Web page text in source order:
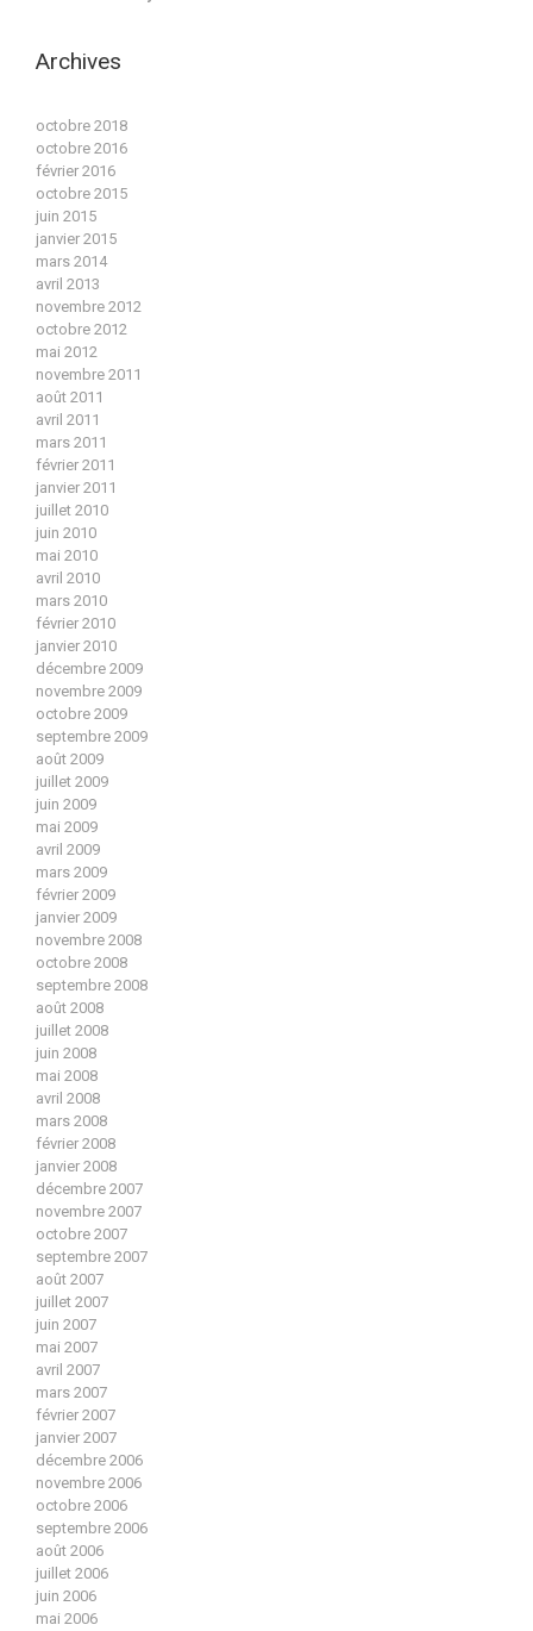
Archives
octobre 2018
octobre 2016
février 2016
octobre 2015
juin 2015
janvier 2015
mars 2014
avril 2013
novembre 2012
octobre 2012
mai 2012
novembre 2011
août 2011
avril 2011
mars 2011
février 2011
janvier 2011
juillet 2010
juin 2010
mai 2010
avril 2010
mars 2010
février 2010
janvier 2010
décembre 2009
novembre 2009
octobre 2009
septembre 2009
août 2009
juillet 2009
juin 2009
mai 2009
avril 2009
mars 2009
février 2009
janvier 2009
novembre 2008
octobre 2008
septembre 2008
août 2008
juillet 2008
juin 2008
mai 2008
avril 2008
mars 2008
février 2008
janvier 2008
décembre 2007
novembre 2007
octobre 2007
septembre 2007
août 2007
juillet 2007
juin 2007
mai 2007
avril 2007
mars 2007
février 2007
janvier 2007
décembre 2006
novembre 2006
octobre 2006
septembre 2006
août 2006
juillet 2006
juin 2006
mai 2006